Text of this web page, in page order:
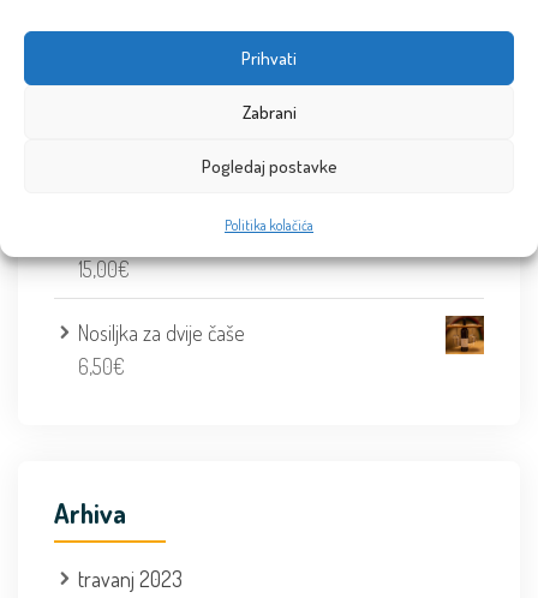
Prihvati
Zabrani
Pogledaj postavke
Politika kolačića
15,00€
Nosiljka za dvije čaše
6,50€
Arhiva
travanj 2023